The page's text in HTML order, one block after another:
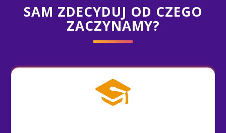
SAM ZDECYDUJ OD CZEGO
ZACZYNAMY?